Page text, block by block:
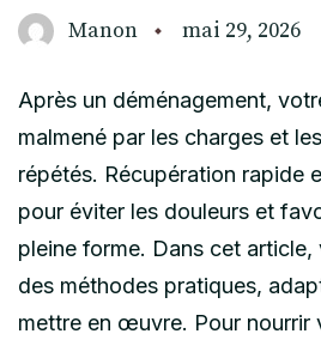
Manon mai 29, 2026
Après un déménagement,
malmené par les charges et
répétés. Récupération rapide
pour éviter les douleurs et
pleine forme. Dans cet
des méthodes pratiques,
mettre en œuvre. Pour nourrir